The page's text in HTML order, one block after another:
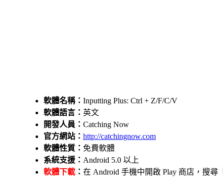
軟體名稱： Inputting Plus: Ctrl + Z/F/C/V
軟體語言： 英文
開發人員： Catching Now
官方網站： http://catchingnow.com
軟體性質： 免費軟體
系統支援： Android 5.0 以上
軟體下載 ： 在 Android 手機中開啟 Play 商店，搜尋